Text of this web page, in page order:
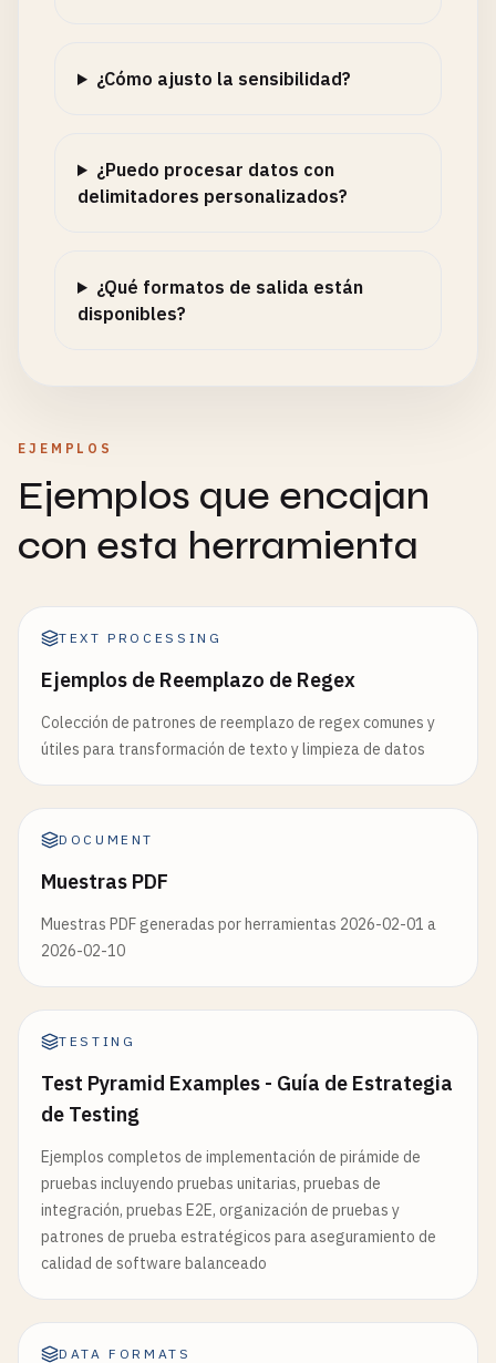
¿Cómo ajusto la sensibilidad?
¿Puedo procesar datos con
delimitadores personalizados?
¿Qué formatos de salida están
disponibles?
EJEMPLOS
Ejemplos que encajan
con esta herramienta
TEXT PROCESSING
Ejemplos de Reemplazo de Regex
Colección de patrones de reemplazo de regex comunes y
útiles para transformación de texto y limpieza de datos
DOCUMENT
Muestras PDF
Muestras PDF generadas por herramientas 2026-02-01 a
2026-02-10
TESTING
Test Pyramid Examples - Guía de Estrategia
de Testing
Ejemplos completos de implementación de pirámide de
pruebas incluyendo pruebas unitarias, pruebas de
integración, pruebas E2E, organización de pruebas y
patrones de prueba estratégicos para aseguramiento de
calidad de software balanceado
DATA FORMATS